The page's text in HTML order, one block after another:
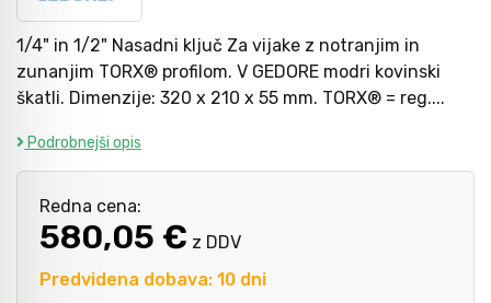
1/4" in 1/2" Nasadni ključ Za vijake z notranjim in
zunanjim TORX® profilom. V GEDORE modri kovinski
škatli. Dimenzije: 320 x 210 x 55 mm. TORX® = reg....
Podrobnejši opis
Predvidena dobava: 10 dni
Redna cena:
580,05 € z DDV
Kladiva
Točkala, dleta, luknjači in pile
Vzvodi in primeži
Mazanje